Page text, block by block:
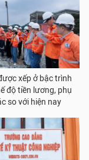
xếp ở bậc trình
độ tiền lương, phụ
so với hiện nay